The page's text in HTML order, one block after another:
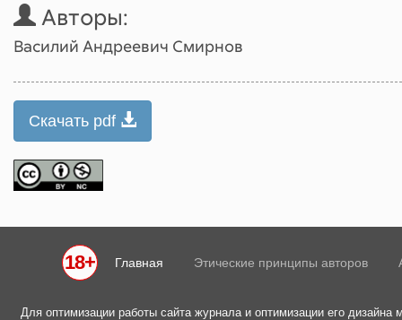
Авторы:
Василий Андреевич Смирнов
Скачать pdf
18+ Главная Этические принципы авторов
Для оптимизации работы сайта журнала и оптимизации его